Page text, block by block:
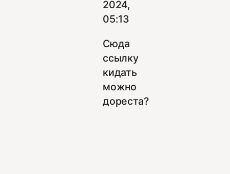
2024,
05:13
Сюда
ссылку
кидать
можно
дореста?